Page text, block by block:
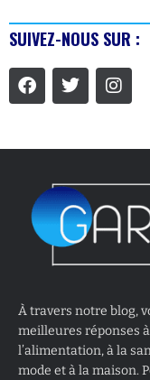
SUIVEZ-NOUS SUR :
À travers notre blog,
meilleures réponses
l’alimentation, à la
mode et à la maison.